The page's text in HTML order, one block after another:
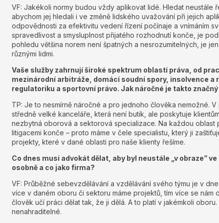
VF: Jakékoli normy budou vždy aplikovat lidé. Hledat neustále
abychom jej hledali i ve změně lidského uvažování při jejich
odpovědnosti za efektivitu vedení řízení počínaje a vnímáním
spravedlivost a smysluplnost přijatého rozhodnutí konče, je
pohledu většina norem není špatných a nesrozumitelných, je
různými lidmi.
Vaše služby zahrnují široké spektrum oblastí práva, od
mezinárodní arbitráže, domácí soudní spory, insolvence
regulatoriku a sportovní právo. Jak náročné je takto
TP: Je to nesmírně náročné a pro jednoho člověka nemožné.
středně velké kanceláře, která není butik, ale poskytuje
nezbytná oborová a sektorová specializace. Na každou oblast
litigacemi konče – proto máme v čele specialistu, který ji
projekty, které v dané oblasti pro naše klienty řešíme.
Co dnes musí advokát dělat, aby byl neustále „v obraze”
osobně a co jako firma?
VF: Průběžné sebevzdělávání a vzdělávání svého týmu je v
více v daném oboru či sektoru máme projektů, tím více se nám
člověk učí práci dělat tak, že ji dělá. A to platí v jakémkoli
nenahraditelné.